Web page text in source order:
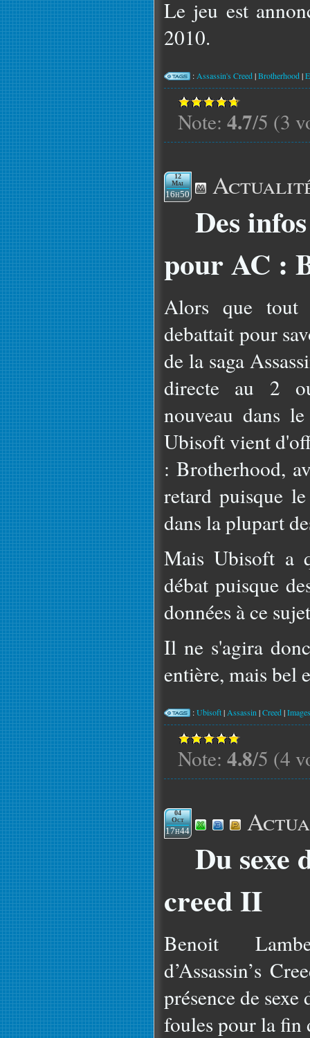
Le jeu est
2010.
: Assassin's Creed|Brotherhood|
Note: 4.7/5 (3
12
Mai
16h50
Des
pour AC :
Alors que
debattait pour
de la saga
directe au 2
nouveau dans
Ubisoft vient
: Brotherhood,
retard puisque
dans la plupart
Mais Ubisoft a
débat puisque
données à ce
Il ne s'agira
entière, mais bel
:Ubisoft| Assassin |Creed|Images
Note: 4.8/5 (4
04
Oct
17h44
Du sexe
creed II
Benoit
d’Assassin’s
présence de
foules pour la fin